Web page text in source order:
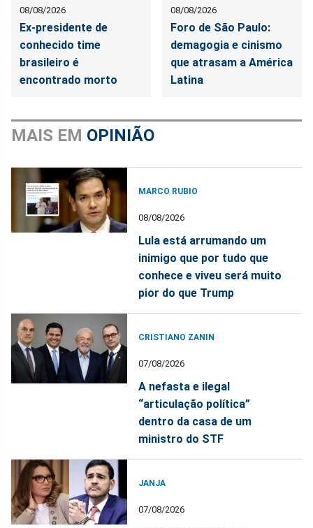
08/08/2026
Ex-presidente de
conhecido time
brasileiro é
encontrado morto
08/08/2026
Foro de São Paulo:
demagogia e cinismo
que atrasam a América
Latina
MAIS EM OPINIÃO
MARCO RUBIO
08/08/2026
Lula está arrumando um
inimigo que por tudo que
conhece e viveu será muito
pior do que Trump
CRISTIANO ZANIN
07/08/2026
A nefasta e ilegal
“articulação política”
dentro da casa de um
ministro do STF
JANJA
07/08/2026